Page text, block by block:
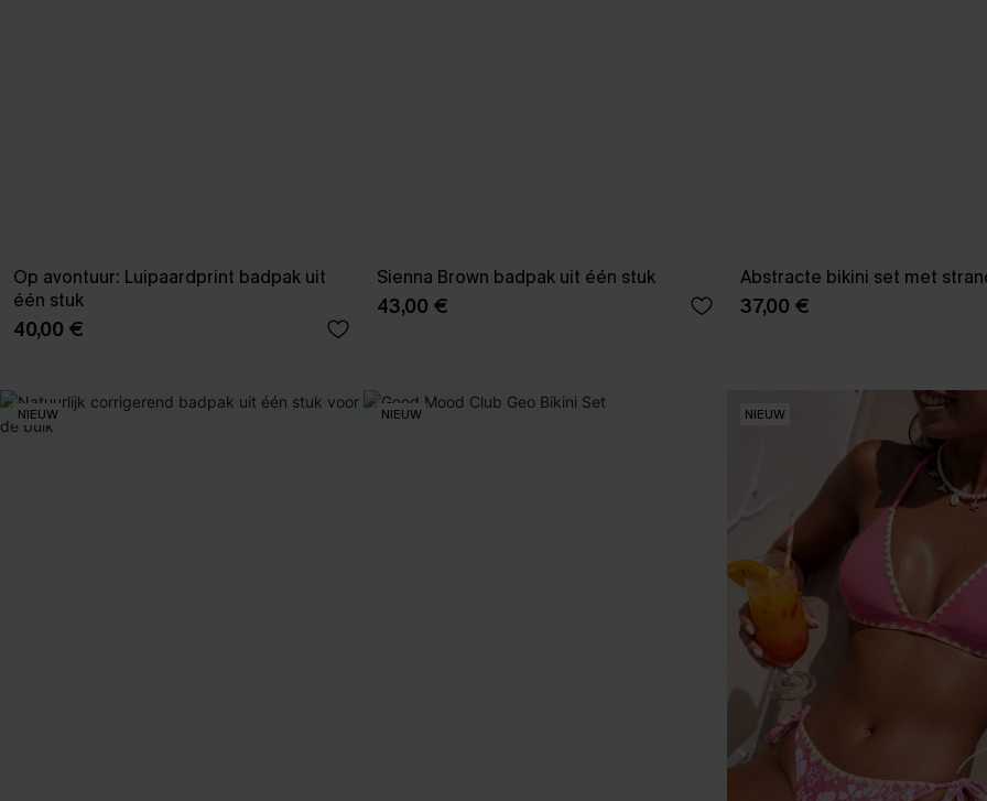
Op avontuur: Luipaardprint badpak uit
één stuk
40,00 €
Sienna Brown badpak uit één stuk
43,00 €
Abstracte bikini set met
37,00 €
NIEUW NIEUW NIEUW